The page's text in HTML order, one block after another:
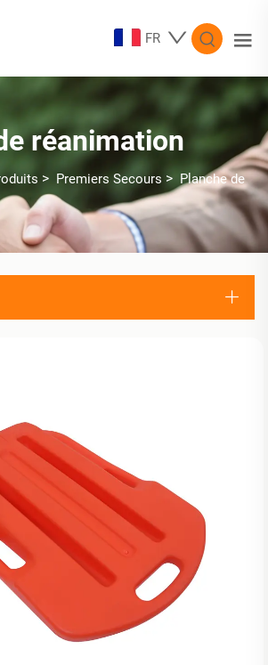
FR
réanimation
> Premiers Secours > Planche de